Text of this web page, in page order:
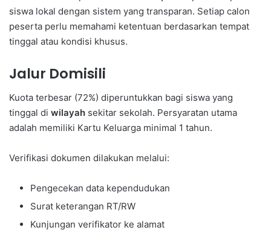
siswa lokal dengan sistem yang transparan. Setiap calon
peserta perlu memahami ketentuan berdasarkan tempat
tinggal atau kondisi khusus.
Jalur Domisili
Kuota terbesar (72%) diperuntukkan bagi siswa yang
tinggal di wilayah sekitar sekolah. Persyaratan utama
adalah memiliki Kartu Keluarga minimal 1 tahun.
Verifikasi dokumen dilakukan melalui:
Pengecekan data kependudukan
Surat keterangan RT/RW
Kunjungan verifikator ke alamat